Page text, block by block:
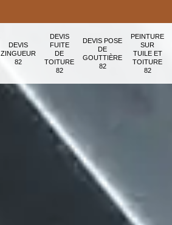
DEVIS
ZINGUEUR
82
DEVIS
FUITE
DE
TOITURE
82
DEVIS POSE
DE
GOUTTIÈRE
82
PEINTURE
SUR
TUILE ET
TOITURE
82